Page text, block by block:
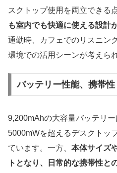
スクトップ使用を両立できる
も室内でも快適に使える設計
通勤時、カフェでのリスニン
環境での活用シーンが考えら
バッテリー性能、携帯性
9,200mAhの大容量バッテリー
5000mWを超えるデスクトッ
ています。一方、 本体サイズ
トとなり、日常的な携帯性と